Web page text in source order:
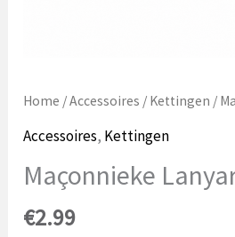
Home /Accessoires / Kettingen /
Accessoires, Kettingen
Maçonnieke
€2.99